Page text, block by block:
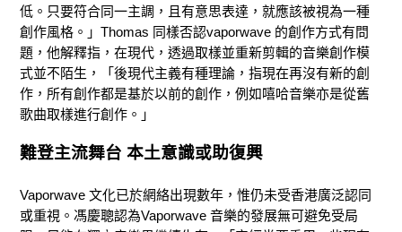
低。只要符合同一主調，且有意思表達，就應該被視為一種
創作風格。」Thomas 同樣否認vaporwave 的創作方式有問
題，他解釋指，在現代，透過取樣並重新剪輯的音樂創作模
式並不陌生，「後現代主義有種理論，指現在再沒有新的創
作，所有創作都是基於以前的創作，例如嘻哈音樂亦是從舊
歌曲取樣進行創作。」
難登主流舞台 本土意識或助復興
Vaporwave 文化已於網絡出現數年，惟仍未受香港廣泛認同
或重視。馮慶聰認為Vaporwave 音樂的發展無可避免受局